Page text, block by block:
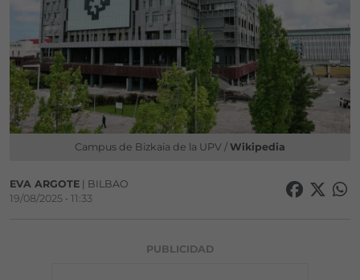
Campus de Bizkaia de la UPV / Wikipedia
EVA ARGOTE | BILBAO
19/08/2025 • 11:33
PUBLICIDAD